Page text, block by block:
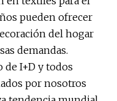
pueden ofrecer
del hogar
demandas.
I+D y todos
por nosotros